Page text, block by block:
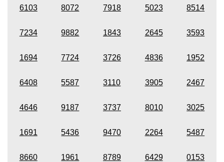
6103 8072 7918 5023 8514
7234 9882 1843 2645 3593
1694 7724 3726 4836 1952
6408 5587 3110 3905 2467
4646 9187 3737 8010 3025
1691 5436 9470 2264 5487
8660 1961 8789 6429 0153